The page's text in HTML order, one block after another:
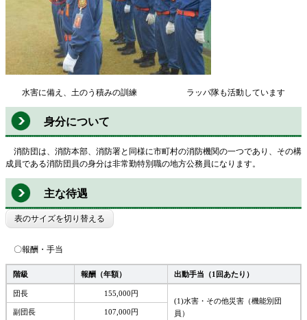
水害に備え、土のう積みの訓練 ラッパ隊も活動しています
身分について
消防団は、消防本部、消防署と同様に市町村の消防機関の一つであり、その構
成員である消防団員の身分は非常勤特別職の地方公務員になります。
主な待遇
表のサイズを切り替える
階級 報酬（年額） 出動手当（1回あたり）
〇報酬・手当
団長
155,000円
(1)水害・その他災害​（機能別団
員）
副団長 107,000円